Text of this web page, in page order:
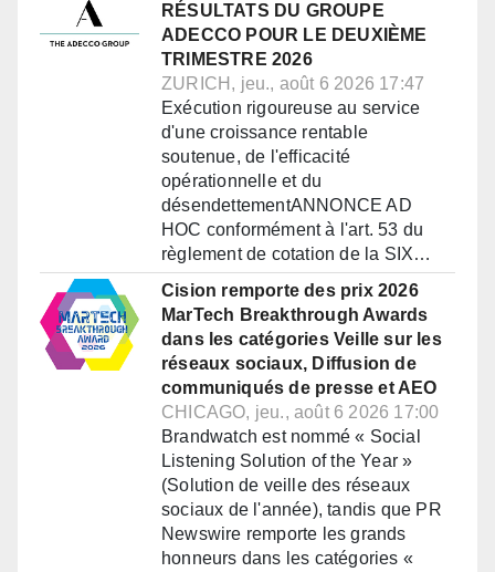
RÉSULTATS DU GROUPE
ADECCO POUR LE DEUXIÈME
TRIMESTRE 2026
ZURICH, jeu., août 6 2026 17:47
Exécution rigoureuse au service
d'une croissance rentable
soutenue, de l'efficacité
opérationnelle et du
désendettementANNONCE AD
HOC conformément à l'art. 53 du
règlement de cotation de la SIX…
Cision remporte des prix 2026
MarTech Breakthrough Awards
dans les catégories Veille sur les
réseaux sociaux, Diffusion de
communiqués de presse et AEO
CHICAGO, jeu., août 6 2026 17:00
Brandwatch est nommé « Social
Listening Solution of the Year »
(Solution de veille des réseaux
sociaux de l'année), tandis que PR
Newswire remporte les grands
honneurs dans les catégories «